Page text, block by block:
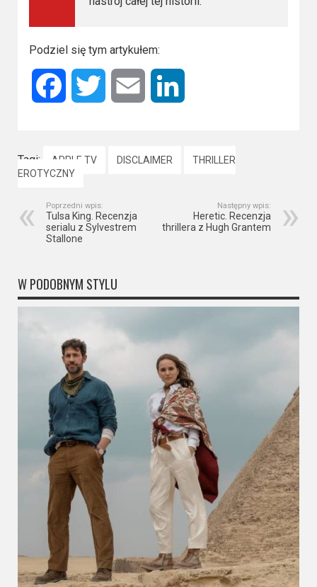
Podziel się tym artykułem:
Facebook Twitter Email
Tagi: APPLE TV DISCLAIMER
THRILLER
EROTYCZNY
Poprzedni wpis:
Tulsa King. Recenzja
serialu z Sylvestrem
Stallone
Następny wpis:
Heretic. Recenzja
thrillera z Hugh Grantem
W PODOBNYM STYLU